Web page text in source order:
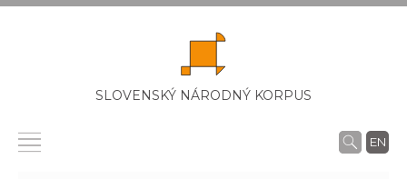
SLOVENSKÝ NÁRODNÝ KORPUS
EN